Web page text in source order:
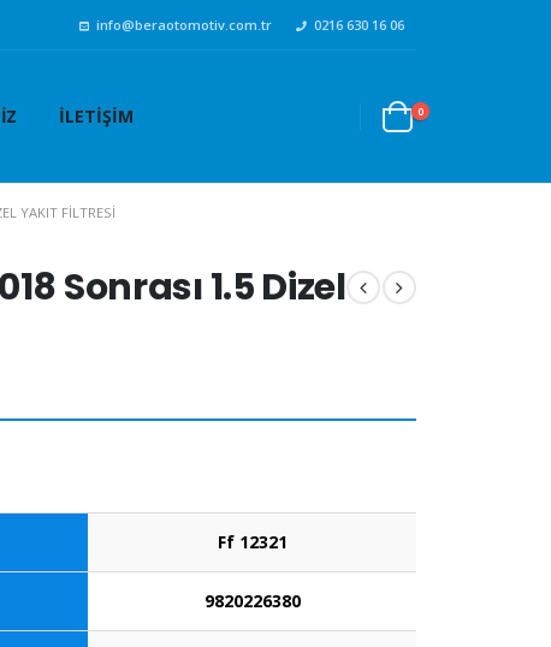
info@beraotomotiv.com.tr 0216 630 16 06
İLETIŞIM 0
YAKIT FILTRESI
Sonrası 1.5 Dizel
Ff 12321
9820226380